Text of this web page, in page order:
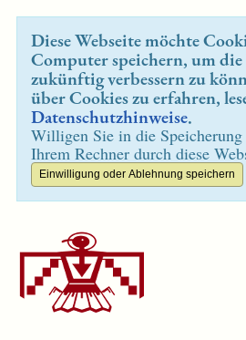
Diese Webseite möchte
Computer speichern, um die
zukünftig verbessern zu
über Cookies zu erfahren,
Datenschutzhinweise.
Willigen Sie in die
Ihrem Rechner durch diese